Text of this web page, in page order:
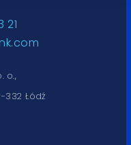
21
o.,
332 Łódź